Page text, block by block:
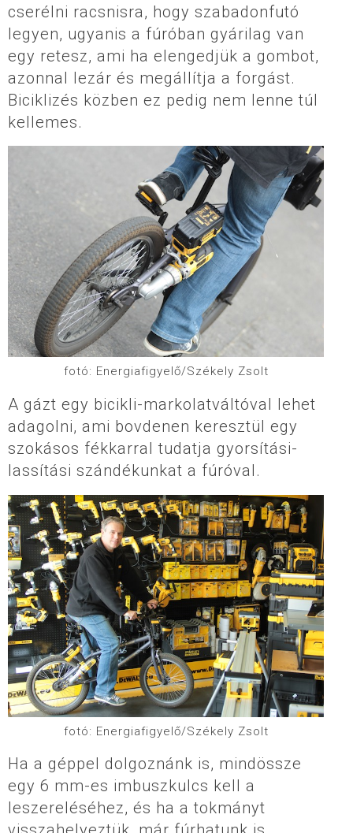
cserélni racsnisra, hogy szabadonfutó
legyen, ugyanis a fúróban gyárilag van
egy retesz, ami ha elengedjük a gombot,
azonnal lezár és megállítja a forgást.
Biciklizés közben ez pedig nem lenne túl
kellemes.
fotó: Energiafigyelő/Székely Zsolt
A gázt egy bicikli-markolatváltóval lehet
adagolni, ami bovdenen keresztül egy
szokásos fékkarral tudatja gyorsítási-
lassítási szándékunkat a fúróval.
fotó: Energiafigyelő/Székely Zsolt
Ha a géppel dolgoznánk is, mindössze
egy 6 mm-es imbuszkulcs kell a
leszereléséhez, és ha a tokmányt